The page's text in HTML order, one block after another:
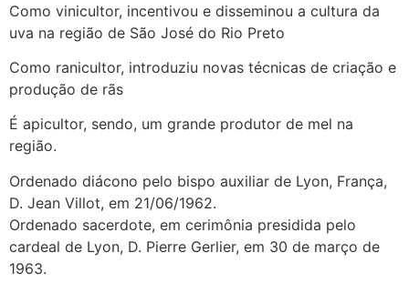
Como vinicultor, incentivou e disseminou a cultura da
uva na região de São José do Rio Preto
Como ranicultor, introduziu novas técnicas de criação e
produção de rãs
É apicultor, sendo, um grande produtor de mel na
região.
Ordenado diácono pelo bispo auxiliar de Lyon, França,
D. Jean Villot, em 21/06/1962.
Ordenado sacerdote, em cerimônia presidida pelo
cardeal de Lyon, D. Pierre Gerlier, em 30 de março de
1963.